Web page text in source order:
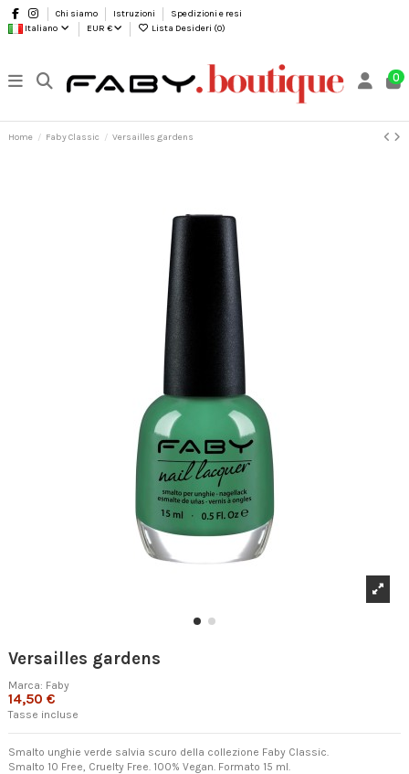
Chi siamo Istruzioni
Spedizioni e resi
Italiano
EUR € Lista Desideri (0)
0
Home Faby Classic Versailles gardens
Versailles gardens
Marca: Faby
14,50 €
Tasse incluse
Smalto unghie verde salvia scuro della collezione Faby Classic.
Smalto 10 Free, Cruelty Free. 100% Vegan. Formato 15 ml.